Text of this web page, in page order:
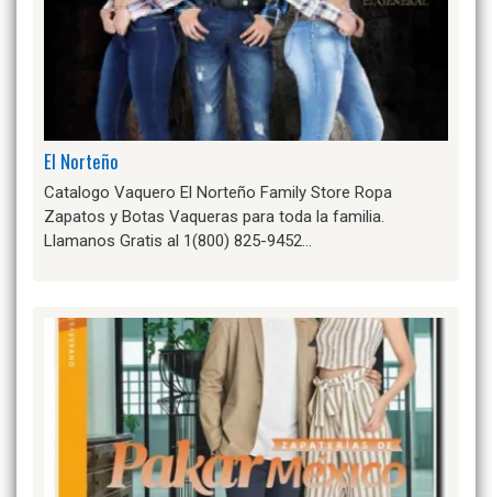
El Norteño
Catalogo Vaquero El Norteño Family Store Ropa
Zapatos y Botas Vaqueras para toda la familia.
Llamanos Gratis al 1(800) 825-9452…